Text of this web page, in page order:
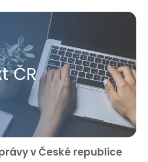
ČR
v České republice